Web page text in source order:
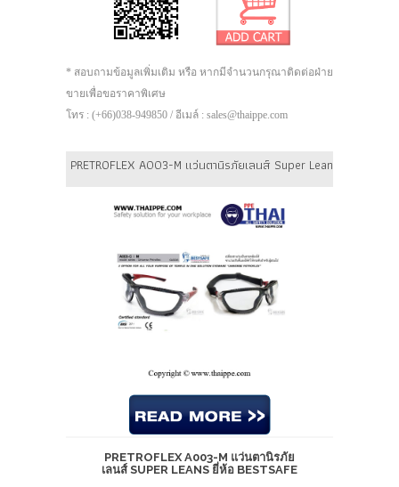
* สอบถามข้อมูลเพิ่มเติม หรือ หากมีจำนวนกรุณาติดต่อฝ่าย
ขายเพื่อขอราคาพิเศษ
โทร : (+66)038-949850 / อีเมล์ : sales@thaippe.com
PRETROFLEX A003-M แว่นตานิรภัยเลนส์ Super Leans ยี่ห้อ
PRETROFLEX A003-M แว่นตานิรภัย
เลนส์ SUPER LEANS ยี่ห้อ BESTSAFE